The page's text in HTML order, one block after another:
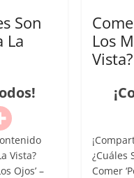
Son
La
Vista?
Ojos’ –
Los
¿Cuáles
Comer